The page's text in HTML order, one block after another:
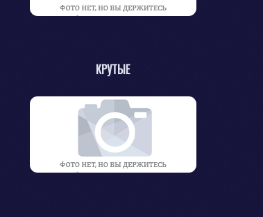
КРУТЫЕ